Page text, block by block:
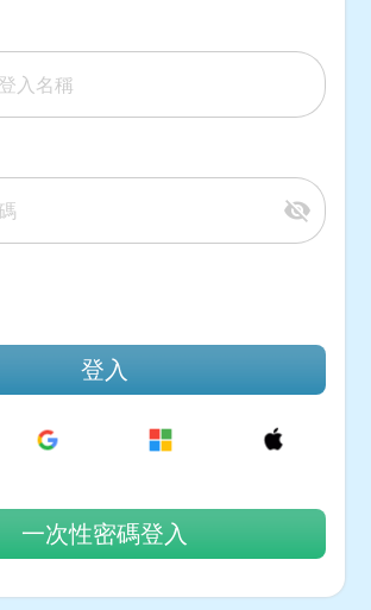
visibility_off